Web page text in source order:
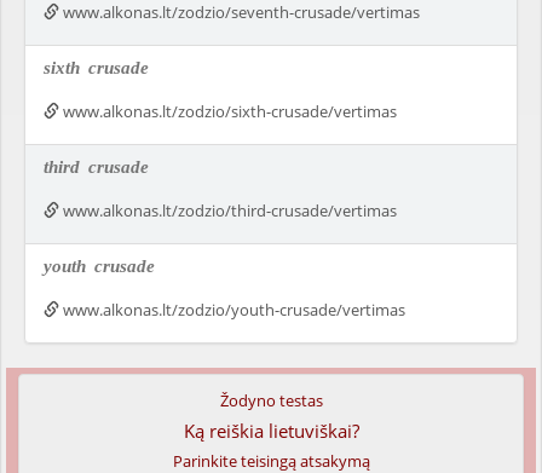
www.alkonas.lt/zodzio/seventh-crusade/vertimas
sixth crusade
www.alkonas.lt/zodzio/sixth-crusade/vertimas
third crusade
www.alkonas.lt/zodzio/third-crusade/vertimas
youth crusade
www.alkonas.lt/zodzio/youth-crusade/vertimas
Žodyno testas
Ką reiškia lietuviškai?
Parinkite teisingą atsakymą